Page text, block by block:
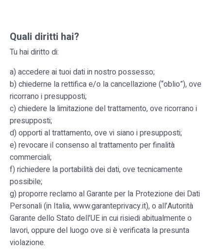
Quali diritti hai?
Tu hai diritto di:
a) accedere ai tuoi dati in nostro possesso;
b) chiederne la rettifica e/o la cancellazione (“oblio”), ove
ricorrano i presupposti;
c) chiedere la limitazione del trattamento, ove ricorrano i
presupposti;
d) opporti al trattamento, ove vi siano i presupposti;
e) revocare il consenso al trattamento per finalità
commerciali;
f) richiedere la portabilità dei dati, ove tecnicamente
possibile;
g) proporre reclamo al Garante per la Protezione dei Dati
Personali (in Italia, www.garanteprivacy.it), o all’Autorità
Garante dello Stato dell’UE in cui risiedi abitualmente o
lavori, oppure del luogo ove si è verificata la presunta
violazione.